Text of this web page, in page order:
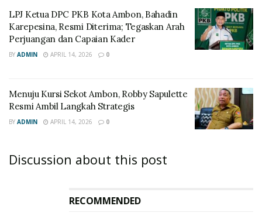
LPJ Ketua DPC PKB Kota Ambon, Bahadin
Karepesina, Resmi Diterima; Tegaskan Arah
Perjuangan dan Capaian Kader
BY ADMIN APRIL 14, 2026 0
Menuju Kursi Sekot Ambon, Robby Sapulette
Resmi Ambil Langkah Strategis
BY ADMIN APRIL 14, 2026 0
Discussion about this post
RECOMMENDED